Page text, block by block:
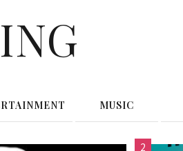
MUSIC
2